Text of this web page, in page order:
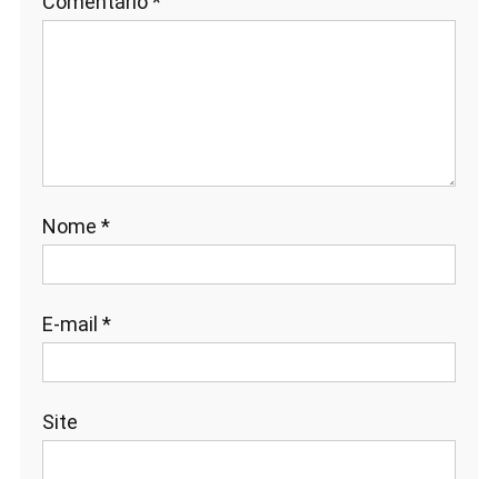
Nome *
E-mail *
Site